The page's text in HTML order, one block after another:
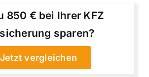
850 € bei Ihrer KFZ
sparen?
Jetzt vergleichen